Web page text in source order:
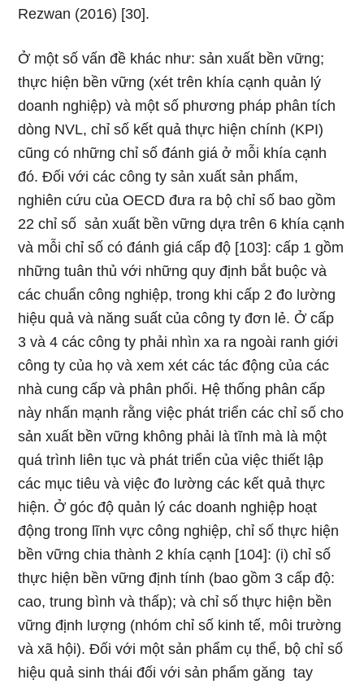
Rezwan (2016) [30].
Ở một số vấn đề khác như: sản xuất bền vững;
thực hiện bền vững (xét trên khía cạnh quản lý
doanh nghiệp) và một số phương pháp phân tích
dòng NVL, chỉ số kết quả thực hiện chính (KPI)
cũng có những chỉ số đánh giá ở mỗi khía cạnh
đó. Đối với các công ty sản xuất sản phẩm,
nghiên cứu của OECD đưa ra bộ chỉ số bao gồm
22 chỉ số sản xuất bền vững dựa trên 6 khía cạnh
và mỗi chỉ số có đánh giá cấp độ [103]: cấp 1 gồm
những tuân thủ với những quy định bắt buộc và
các chuẩn công nghiệp, trong khi cấp 2 đo lường
hiệu quả và năng suất của công ty đơn lẻ. Ở cấp
3 và 4 các công ty phải nhìn xa ra ngoài ranh giới
công ty của họ và xem xét các tác động của các
nhà cung cấp và phân phối. Hệ thống phân cấp
này nhấn mạnh rằng việc phát triển các chỉ số cho
sản xuất bền vững không phải là tĩnh mà là một
quá trình liên tục và phát triển của việc thiết lập
các mục tiêu và việc đo lường các kết quả thực
hiện. Ở góc độ quản lý các doanh nghiệp hoạt
động trong lĩnh vực công nghiệp, chỉ số thực hiện
bền vững chia thành 2 khía cạnh [104]: (i) chỉ số
thực hiện bền vững định tính (bao gồm 3 cấp độ:
cao, trung bình và thấp); và chỉ số thực hiện bền
vững định lượng (nhóm chỉ số kinh tế, môi trường
và xã hội). Đối với một sản phẩm cụ thể, bộ chỉ số
hiệu quả sinh thái đối với sản phẩm găng tay